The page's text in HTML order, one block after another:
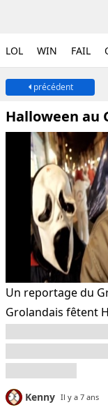
LOL WIN FAIL
précédent
Halloween au
Un reportage du
Grolandais fêtent
Kenny Il y a 7 ans